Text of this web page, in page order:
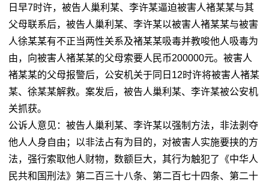
日早7时许，被告人巢利某、李许某逼迫被害人褚某某与其
父母联系后，被告人巢利某、李许某以被害人褚某某与被害
人徐某某有不正当两性关系及褚某某吸毒并教唆他人吸毒为
由，向被害人褚某某的父母索要人民币200000元。被害人
褚某某的父母报警后，公安机关于同日12时许将被害人褚某
某、徐某某解救。案发后，被告人巢利某、李许某被公安机
关抓获。
公诉人意见：被告人巢利某、李许某以强制方法，非法剥夺
他人人身自由；以非法占有为目的，对被害人实施要挟的方
法，强行索取他人财物，数额巨大，其行为触犯了《中华人
民共和国刑法》第二百三十八条、第二百七十四条、第二十